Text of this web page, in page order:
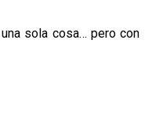
sola cosa… pero con